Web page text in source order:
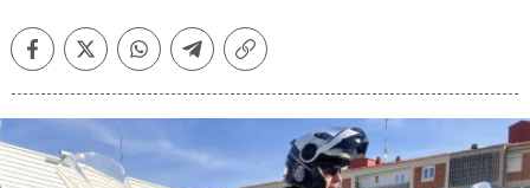
FacebookTwitterWhatsappTelegramCopiar